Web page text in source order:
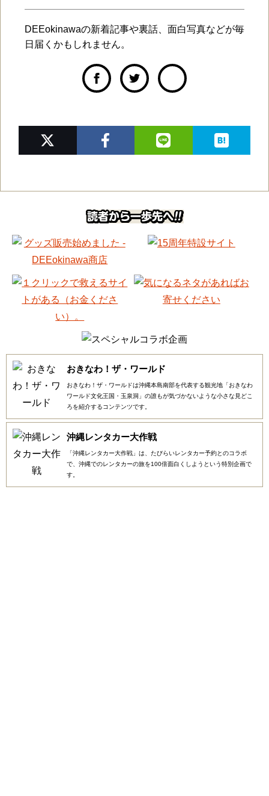
DEEokinawaの新着記事や裏話、面白写真などが毎
日届くかもしれません。
おきなわ！ザ・ワールド
おきなわ！ザ・ワールドは沖縄本島南部を代表する観光地「おきなわ
ワールド文化王国・玉泉洞」の誰もが気づかないような小さな見どこ
ろを紹介するコンテンツです。
沖縄レンタカー大作戦
「沖縄レンタカー大作戦」は、たびらいレンタカー予約とのコラボ
で、沖縄でのレンタカーの旅を100倍面白くしようという特別企画で
す。